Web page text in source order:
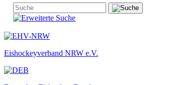
Eishockeyverband NRW e.V.